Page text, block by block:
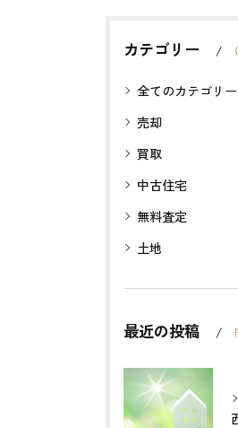
カテゴリー
全てのカテゴリー
売却
買取
中古住宅
無料査定
土地
最近の投稿